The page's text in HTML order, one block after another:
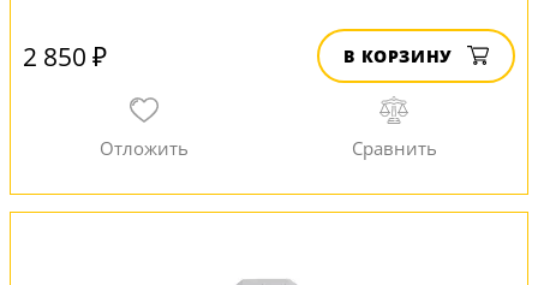
2 850 ₽ В КОРЗИНУ